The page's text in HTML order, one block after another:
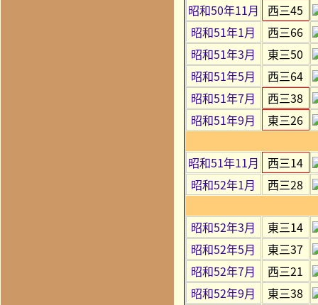
昭和50年11月
西三45
昭和51年1月
西三66
昭和51年3月
東三50
昭和51年5月
西三64
昭和51年7月
西三38
昭和51年9月
東三26
昭和51年11月
西三14
昭和52年1月
西三28
昭和52年3月
東三14
昭和52年5月
東三37
昭和52年7月
西三21
昭和52年9月
東三38